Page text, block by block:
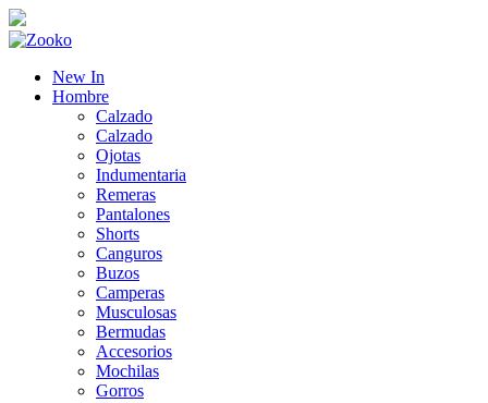
New In
Hombre
Calzado
Calzado
Ojotas
Indumentaria
Remeras
Pantalones
Shorts
Canguros
Buzos
Camperas
Musculosas
Bermudas
Accesorios
Mochilas
Gorros